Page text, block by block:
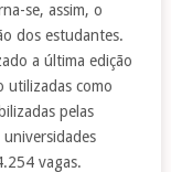
se, assim, o
dos estudantes.
a última edição
utilizadas como
pelas
vagas.